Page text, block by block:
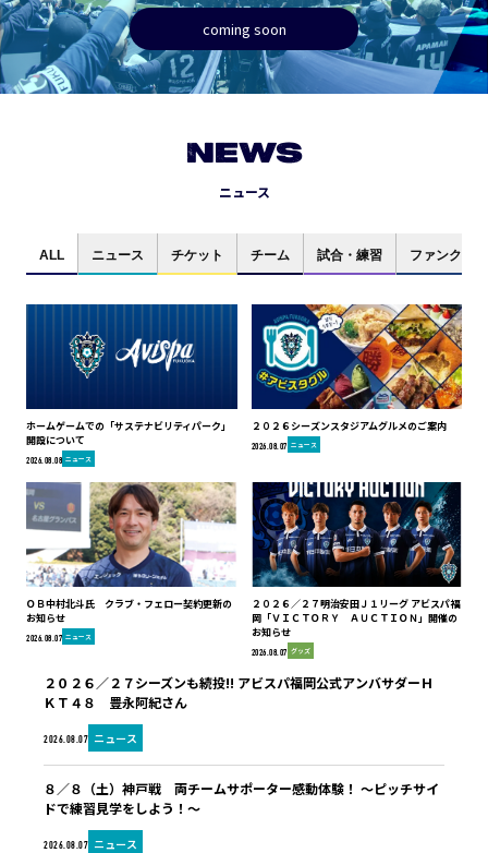
coming soon
NEWS
ニュース
ALL ニュース チケット チーム 試合・練習 ファンクラブ
ホームゲームでの「サステナビリティパーク」
開設について
2026.08.08 ニュース
２０２６シーズンスタジアムグルメのご案内
2026.08.07 ニュース
ＯＢ中村北斗氏 クラブ・フェロー契約更新の
お知らせ
2026.08.07 ニュース
２０２６／２７明治安田Ｊ１リーグ アビスパ福
岡「ＶＩＣＴＯＲＹ ＡＵＣＴＩＯＮ」開催の
お知らせ
2026.08.07 グッズ
2026.08.07 ニュース
２０２６／２７シーズンも続投!! アビスパ福岡公式アンバサダーＨ
ＫＴ４８ 豊永阿紀さん
2026.08.07 ニュース
８／８（土）神戸戦 両チームサポーター感動体験！ ～ピッチサイ
ドで練習見学をしよう！～